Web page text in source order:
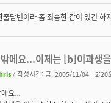
줄답변이라 좀 죄송한 감이 있긴 하
에요...이제는 [b]이과생
/ 작성시간: 금, 2005/11/04 - 2:20
요...